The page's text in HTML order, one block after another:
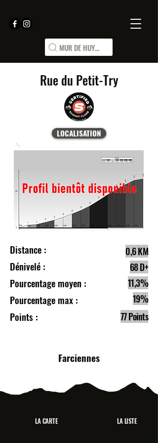
MUR DE HUY...
Rue du Petit-Try
LOCALISATION
Distance :
Dénivelé :
Pourcentage moyen :
Pourcentage max :
Points :
0,6 KM
68 D+
11,3%
19%
77 Points
Farciennes
LA CARTE LA LISTE